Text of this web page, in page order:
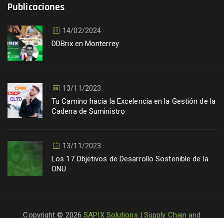
Publicaciones
14/02/2024
DDBrix en Monterrey
13/11/2023
Tu Camino hacia la Excelencia en la Gestión de la
Cadena de Suministro
13/11/2023
Los 17 Objetivos de Desarrollo Sostenible de la
ONU
Copyright © 2026SAPIX Solutions | Supply Chain and